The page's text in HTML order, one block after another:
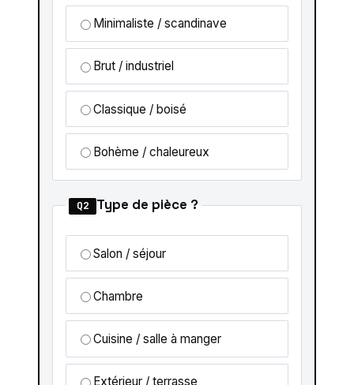
Minimaliste / scandinave
Brut / industriel
Classique / boisé
Bohème / chaleureux
Q2 Type de pièce ?
Salon / séjour
Chambre
Cuisine / salle à manger
Extérieur / terrasse